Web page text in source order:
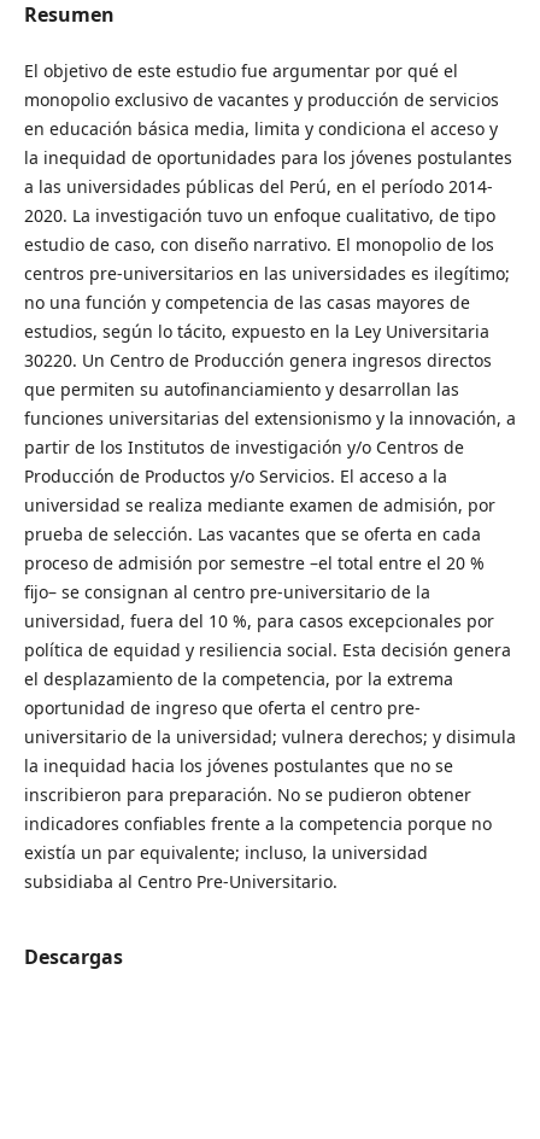
Resumen
El objetivo de este estudio fue argumentar por qué el
monopolio exclusivo de vacantes y producción de servicios
en educación básica media, limita y condiciona el acceso y
la inequidad de oportunidades para los jóvenes postulantes
a las universidades públicas del Perú, en el período 2014-
2020. La investigación tuvo un enfoque cualitativo, de tipo
estudio de caso, con diseño narrativo. El monopolio de los
centros pre-universitarios en las universidades es ilegítimo;
no una función y competencia de las casas mayores de
estudios, según lo tácito, expuesto en la Ley Universitaria
30220. Un Centro de Producción genera ingresos directos
que permiten su autofinanciamiento y desarrollan las
funciones universitarias del extensionismo y la innovación, a
partir de los Institutos de investigación y/o Centros de
Producción de Productos y/o Servicios. El acceso a la
universidad se realiza mediante examen de admisión, por
prueba de selección. Las vacantes que se oferta en cada
proceso de admisión por semestre –el total entre el 20 %
fijo– se consignan al centro pre-universitario de la
universidad, fuera del 10 %, para casos excepcionales por
política de equidad y resiliencia social. Esta decisión genera
el desplazamiento de la competencia, por la extrema
oportunidad de ingreso que oferta el centro pre-
universitario de la universidad; vulnera derechos; y disimula
la inequidad hacia los jóvenes postulantes que no se
inscribieron para preparación. No se pudieron obtener
indicadores confiables frente a la competencia porque no
existía un par equivalente; incluso, la universidad
subsidiaba al Centro Pre-Universitario.
Descargas